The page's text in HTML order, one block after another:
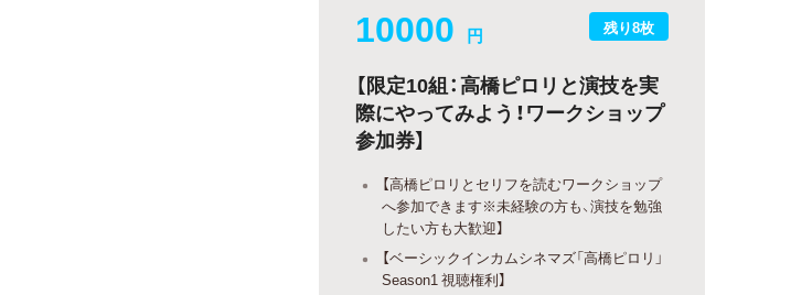
残り8枚
10000 円
【限定10組：高橋ピロリと演技を実
際にやってみよう！ワークショップ
参加券】
【高橋ピロリとセリフを読むワークショップ
へ参加できます※未経験の方も、演技を勉強
したい方も大歓迎】
【ベーシックインカムシネマズ「高橋ピロリ」
Season1 視聴権利】